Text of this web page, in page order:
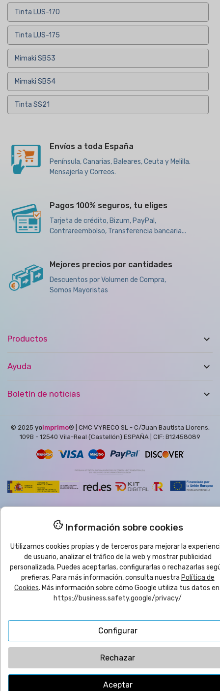
Tinta LUS-170
Tinta LUS-175
Mimaki SB53
Mimaki SB54
Tinta SS21
Envíos a toda España
Península, Canarias, Baleares, Ceuta y Melilla.
Mensajería y Correos.
Pagos 100% seguros, tu eliges
Tarjeta de crédito, Bizum, PayPal,
Contrareembolso, Transferencia bancaria...
Mejores precios por cantidades
Descuentos por Volumen de Compra,
Somos Mayoristas
Productos 
Ayuda 
Boletín de noticias 
© 2025 yoimprimo®
| CMC VYRECO SL - C/Juan Bautista Llorens,
109B - 12540 Vila-Real (Castellón) ESPAÑA | CIF: B12458089
Información sobre cookies
Utilizamos cookies propias y de terceros para mejorar la
de usuario, analizar el tráfico de la web y mostrar publicidad
personalizada. Puedes aceptarlas, configurarlas o rechazarlas
prefieras. Para más información, consulta nuestra Política de
Cookies. Más información sobre cómo Google utiliza tus datos
https://business.safety.google/privacy/
Configurar
Rechazar
Aceptar